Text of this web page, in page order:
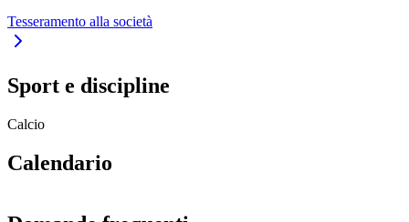
Tesseramento alla società
Sport e discipline
Calcio
Calendario